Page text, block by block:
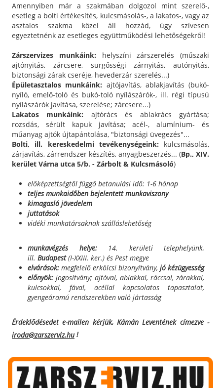
Amennyiben már a szakmában dolgozol mint szerelő-,
esetleg a bolti értékesítés, kulcsmásolás-, a lakatos-, vagy az
asztalos szakma közel áll hozzád, úgy szívesen
egyeztetnénk az esetleges együttműködési lehetőségekről!
Zárszervizes munkáink: helyszíni zárszerelés (műszaki
ajtónyitás, zárcsere, sürgősségi zárnyitás, autónyitás,
biztonsági zárak cseréje, hevederzár szerelés...)
Épületasztalos munkáink: ajtójavítás, ablakjavítás (bukó-
nyíló, emelő-toló és bukó-toló nyílászárók-, ill. régi típusú
nyílászárók javítása, szerelése; zárcsere...)
Lakatos munkáink: ajtórács és ablakrács gyártása;
rozsdás, sérült kapuk javítása; acél-, alumínium- és
műanyag ajtók újtapántolása, "biztonsági üvegezés"...
Bolti, ill. kereskedelmi tevékenységeink: kulcsmásolás,
zárjavítás, zárrendszer készítés, anyagbeszerzés... (Bp., XIV.
kerület Várna utca 5/b. - Zárbolt & Kulcsmásoló)
előképzettségtől függő betanulási idő: 1-6 hónap
teljes munkaidőben bejelentett munkaviszony
kimagasló jövedelem
juttatások
vidéki munkatársaknak szálláslehetőség
munkavégzés helye:14. kerületi telephelyünk,
ill. Budapest(I-XXIII. ker.) és Pest megye
elvárások: megfelelő erkölcsi bizonyítvány, jó kézügyesség
előnyök: jogosítvány; ajtóval, ablakkal, ráccsal, zárakkal,
kulcsokkal, fával, acéllal kapcsolatos tapasztalat,
gyengeáramú rendszerekben való jártasság
Érdeklődésedet e-mailen kérjük, Kámán Leventének címezve -
iroda@zarszerviz.hu!